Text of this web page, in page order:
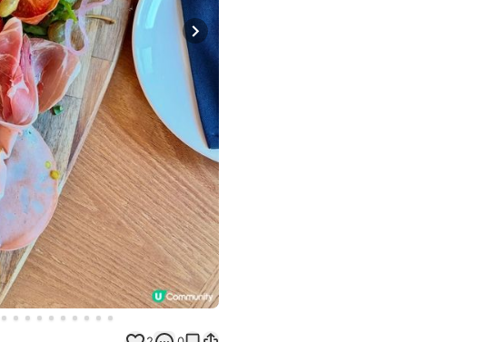
Next slide